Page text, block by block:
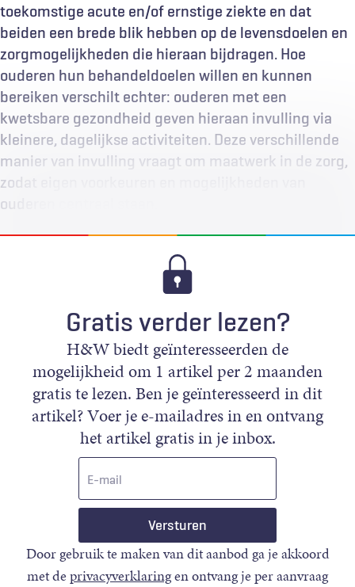
toekomstige acute en/of ernstige ziekte en dat
beiden een brede blik hebben op de levensdoelen en
zorgmogelijkheden die hieraan bijdragen. Hoe
ouderen hun behandeldoelen willen en kunnen
bereiken verschilt echter: ouderen met een
kwetsbare gezondheid geven hieraan invulling via
kleinere, dagelijkse activiteiten. Deze verschillende
manier van invulling vraagt om maatwerk in de zorg,
zodat eigen voorkeuren en mogelijkheden van
ouderen centraal staan.
Gratis verder lezen?
H&W biedt geïnteresseerden de
mogelijkheid om 1 artikel per 2 maanden
gratis te lezen. Ben je geïnteresseerd in dit
artikel? Voer je e-mailadres in en ontvang
het artikel gratis in je inbox.
Door gebruik te maken van dit aanbod ga je akkoord
met deprivacyverklaringen ontvang je per aanvraag